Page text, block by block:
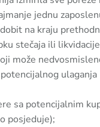
jednu
na kraju
stečaja ili
može
ulaganja
sa potencijalnim
posjeduje);